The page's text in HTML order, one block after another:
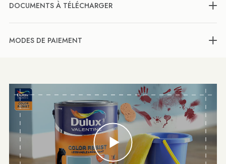
DOCUMENTS À TÉLÉCHARGER
MODES DE PAIEMENT